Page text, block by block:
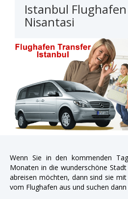
Istanbul
Nisantasi
Wenn Sie in den kommenden
Monaten in die wunderschöne
abreisen möchten, dann sind sie
vom Flughafen aus und suchen